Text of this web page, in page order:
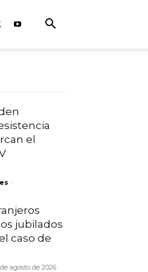
el
-
jubilados
caso de
agosto de 2026